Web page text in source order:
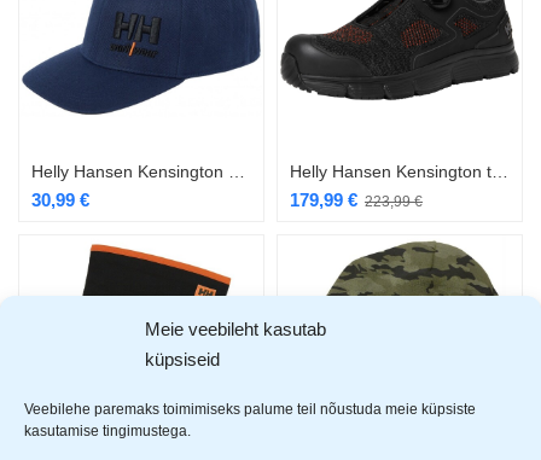
Meie veebileht kasutab
küpsiseid
Veebilehe paremaks toimimiseks palume teil nõustuda meie küpsiste
kasutamise tingimustega.
30,99 € 223,99€
179,99 €